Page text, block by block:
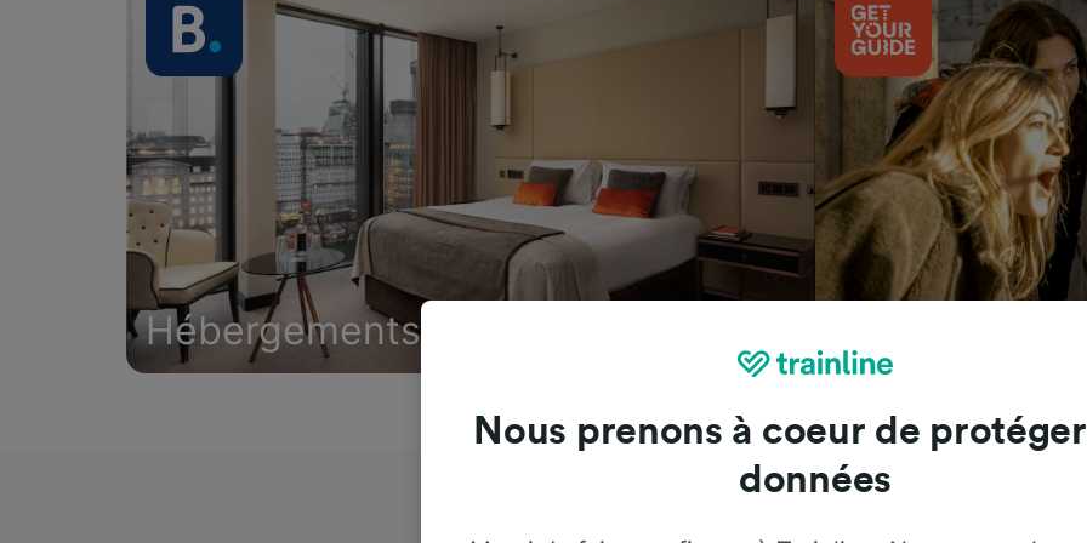
Hébergements
Trainline : l'avis de nos clients
Nous prenons à coeur de
données